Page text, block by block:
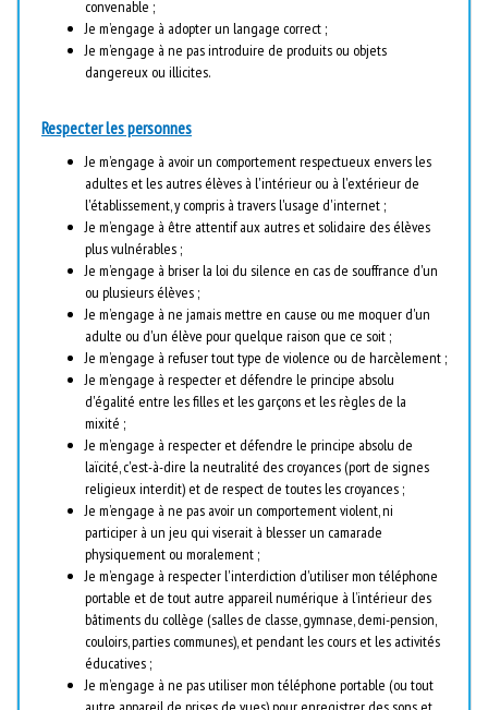
convenable ;
Je m’engage à adopter un langage correct ;
Je m’engage à ne pas introduire de produits ou objets
dangereux ou illicites.
Respecter les personnes
Je m’engage à avoir un comportement respectueux envers les
adultes et les autres élèves à l'intérieur ou à l'extérieur de
l'établissement, y compris à travers l'usage d'internet ;
Je m’engage à être attentif aux autres et solidaire des élèves
plus vulnérables ;
Je m’engage à briser la loi du silence en cas de souffrance d'un
ou plusieurs élèves ;
Je m’engage à ne jamais mettre en cause ou me moquer d'un
adulte ou d'un élève pour quelque raison que ce soit ;
Je m’engage à refuser tout type de violence ou de harcèlement ;
Je m’engage à respecter et défendre le principe absolu
d'égalité entre les filles et les garçons et les règles de la
mixité ;
Je m’engage à respecter et défendre le principe absolu de
laïcité, c'est-à-dire la neutralité des croyances (port de signes
religieux interdit) et de respect de toutes les croyances ;
Je m’engage à ne pas avoir un comportement violent, ni
participer à un jeu qui viserait à blesser un camarade
physiquement ou moralement ;
Je m’engage à respecter l'interdiction d'utiliser mon téléphone
portable et de tout autre appareil numérique à l’intérieur des
bâtiments du collège (salles de classe, gymnase, demi-pension,
couloirs, parties communes), et pendant les cours et les activités
éducatives ;
Je m’engage à ne pas utiliser mon téléphone portable (ou tout